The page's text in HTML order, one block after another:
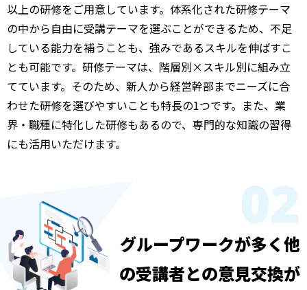
以上の研修をご用意しています。体系化された研修テーマ
の中から自由に受講テーマを選ぶことができるため、不足
している能力を補うことも、強みであるスキルを伸ばすこ
とも可能です。研修テーマは、階層別×スキル別に組み立
てています。そのため、新人から経営幹部までニーズに合
わせた研修を選びやすいことも特長の1つです。また、業
界・職種に特化した研修もあるので、専門的な知識の習得
にも活用いただけます。
02
グループワークが多く他
の受講者との意見交換が